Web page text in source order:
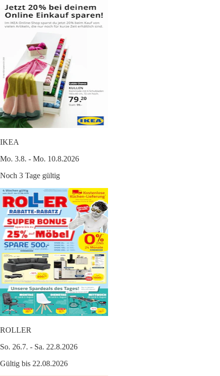
IKEA
Mo. 3.8. - Mo. 10.8.2026
Noch 3 Tage gültig
ROLLER
So. 26.7. - Sa. 22.8.2026
Gültig bis 22.08.2026